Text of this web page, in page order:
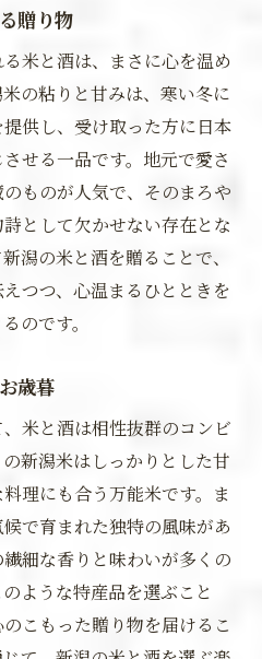
贈り物
米と酒は、まさに心を温め
の粘りと甘みは、寒い冬に
供し、受け取った方に日本
せる一品です。地元で愛さ
ものが人気で、そのまろや
として欠かせない存在とな
潟の米と酒を贈ることで、
つつ、心温まるひとときを
のです。
歳暮
米と酒は相性抜群のコンビ
新潟米はしっかりとした甘
理にも合う万能米です。ま
で育まれた独特の風味があ
細な香りと味わいが多くの
ような特産品を選ぶこと
こもった贈り物を届けるこ